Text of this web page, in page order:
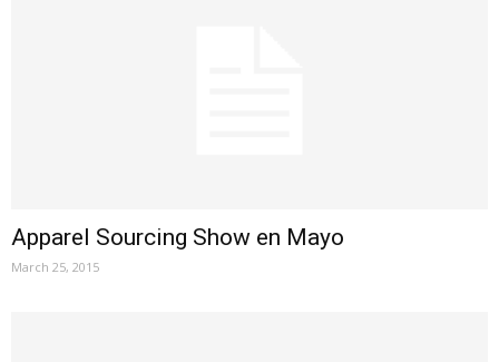
Apparel Sourcing Show en Mayo
March 25, 2015